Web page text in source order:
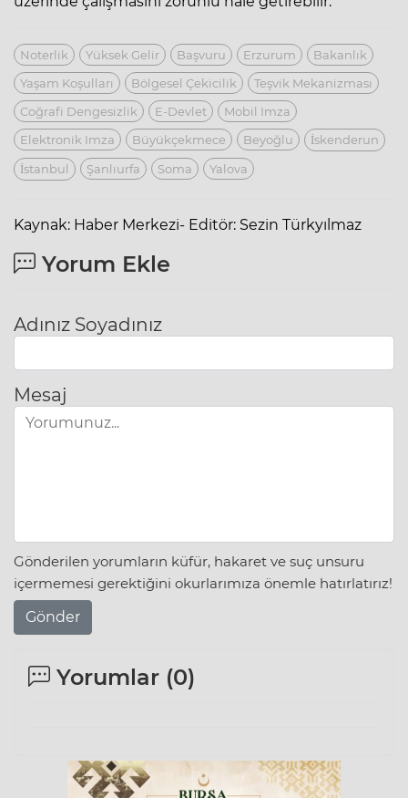
Noterlik Yüksek Gelir Başvuru Erzurum
Bakanlık
Yaşam Koşulları
Bölgesel Çekicilik
Teşvik Mekanizması
Coğrafi Dengesizlik
E-Devlet
Mobil Imza
Elektronik Imza
Büyükçekmece Beyoğlu
İskenderun
İstanbul
Şanlıurfa Soma Yalova
Kaynak: Haber Merkezi- Editör: Sezin Türkyılmaz
Yorum Ekle
Adınız Soyadınız
Mesaj
Gönderilen yorumların küfür, hakaret ve suç unsuru
içermemesi gerektiğini okurlarımıza önemle hatırlatırız!
Gönder
Yorumlar (0)